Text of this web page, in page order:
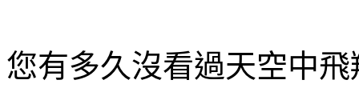
您有多久沒看過天空中